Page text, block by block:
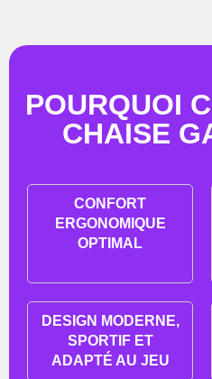
POURQUOI
CHAISE
CONFORT
ERGONOMIQUE
OPTIMAL
DESIGN MODERNE,
SPORTIF ET
ADAPTÉ AU JEU